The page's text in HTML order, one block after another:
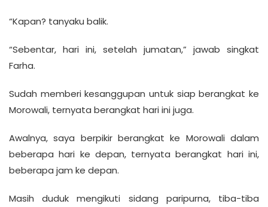
“Kapan? tanyaku balik.
“Sebentar, hari ini, setelah jumatan,” jawab singkat
Farha.
Sudah memberi kesanggupan untuk siap berangkat ke
Morowali, ternyata berangkat hari ini juga.
Awalnya, saya berpikir berangkat ke Morowali dalam
beberapa hari ke depan, ternyata berangkat hari ini,
beberapa jam ke depan.
Masih duduk mengikuti sidang paripurna, tiba-tiba